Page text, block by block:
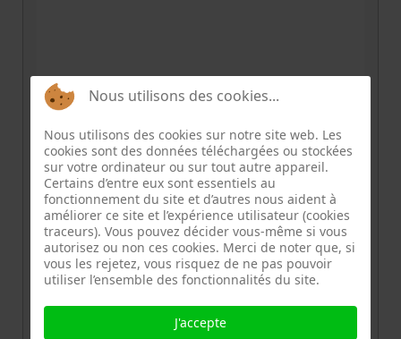
INFORMATION
Pièce
jointe
charte-rcp .pdf
Nous utilisons des cookies...
Nous utilisons des cookies sur notre site web. Les
cookies sont des données téléchargées ou stockées
sur votre ordinateur ou sur tout autre appareil.
Certains d’entre eux sont essentiels au
fonctionnement du site et d’autres nous aident à
améliorer ce site et l’expérience utilisateur (cookies
traceurs). Vous pouvez décider vous-même si vous
autorisez ou non ces cookies. Merci de noter que, si
vous les rejetez, vous risquez de ne pas pouvoir
utiliser l’ensemble des fonctionnalités du site.
J'accepte